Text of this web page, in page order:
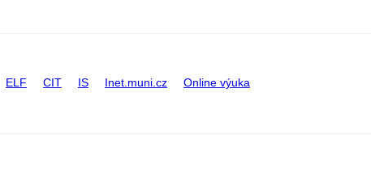
ELF CIT IS Inet.muni.cz Online výuka